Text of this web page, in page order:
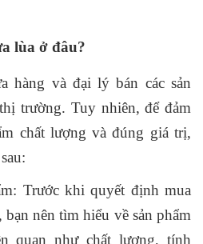
lùa ở đâu?
hàng và đại lý bán các sản
trường. Tuy nhiên, để đảm
chất lượng và đúng giá trị,
Trước khi quyết định mua
bạn nên tìm hiểu về sản phẩm
quan như chất lượng, tính